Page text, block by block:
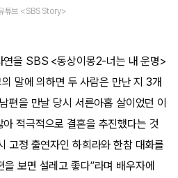
튜브 <SBS Story>
연을 SBS <동상이몽2-너는 내 운명>
말에 의하면 두 사람은 만난 지 3개
편을 만날 당시 서른아홉 살이었던 이
적극적으로 결혼을 추진했다는 것
고정 출연자인 하희라와 한참 대화를
을 보면 설레고 좋다”라며 배우자에